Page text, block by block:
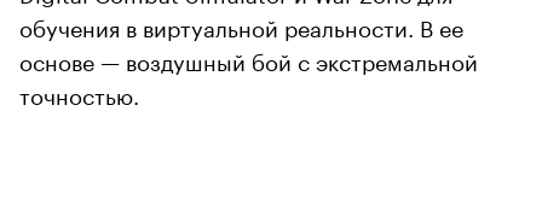
обучения в виртуальной реальности. В ее
основе — воздушный бой с экстремальной
точностью.